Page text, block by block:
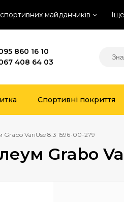
майданчиків Іще
860 16 10
408 64 03
Спортивні покриття
VariUse 8.3 1596-00-279
Grabo